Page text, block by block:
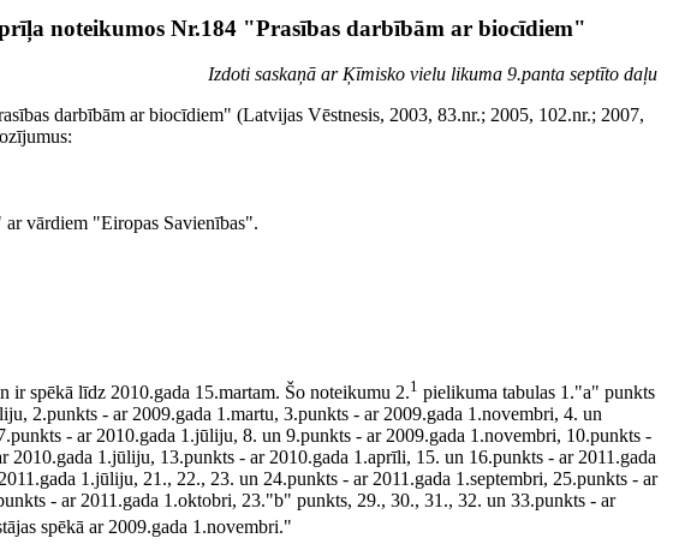
noteikumos Nr.184 "Prasības darbībām ar biocīdiem"
Izdoti saskaņā ar Ķīmisko vielu likuma 9.panta septīto daļu
darbībām ar biocīdiem" (Latvijas Vēstnesis, 2003, 83.nr.; 2005, 102.nr.; 2007,
vārdiem "Eiropas Savienības".
ir spēkā līdz 2010.gada 15.martam. Šo noteikumu 2.1 pielikuma tabulas 1."a" punkts
2.punkts - ar 2009.gada 1.martu, 3.punkts - ar 2009.gada 1.novembri, 4. un
- ar 2010.gada 1.jūliju, 8. un 9.punkts - ar 2009.gada 1.novembri, 10.punkts -
1.jūliju, 13.punkts - ar 2010.gada 1.aprīli, 15. un 16.punkts - ar 2011.gada
1.jūliju, 21., 22., 23. un 24.punkts - ar 2011.gada 1.septembri, 25.punkts - ar
- ar 2011.gada 1.oktobri, 23."b" punkts, 29., 30., 31., 32. un 33.punkts - ar
spēkā ar 2009.gada 1.novembri."